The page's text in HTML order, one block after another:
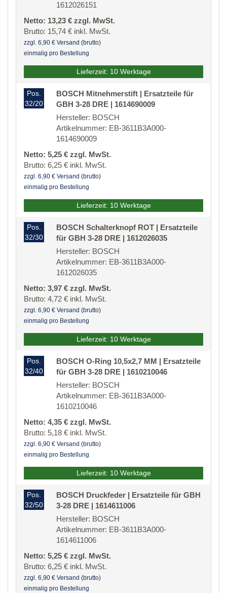
1612026151
Netto: 13,23 € zzgl. MwSt.
Brutto: 15,74 € inkl. MwSt.
zzgl. 6,90 € Versand (brutto)
einmalig pro Bestellung
Lieferzeit: 10 Werktage
Pos.
32/20
BOSCH Mitnehmerstift | Ersatzteile für
GBH 3-28 DRE | 1614690009
Hersteller: BOSCH
Artikelnummer: EB-3611B3A000-
1614690009
Netto: 5,25 € zzgl. MwSt.
Brutto: 6,25 € inkl. MwSt.
zzgl. 6,90 € Versand (brutto)
einmalig pro Bestellung
Lieferzeit: 10 Werktage
Pos.
32/30
BOSCH Schalterknopf ROT | Ersatzteile
für GBH 3-28 DRE | 1612026035
Hersteller: BOSCH
Artikelnummer: EB-3611B3A000-
1612026035
Netto: 3,97 € zzgl. MwSt.
Brutto: 4,72 € inkl. MwSt.
zzgl. 6,90 € Versand (brutto)
einmalig pro Bestellung
Lieferzeit: 10 Werktage
Pos.
32/40
BOSCH O-Ring 10,5x2,7 MM | Ersatzteile
für GBH 3-28 DRE | 1610210046
Hersteller: BOSCH
Artikelnummer: EB-3611B3A000-
1610210046
Netto: 4,35 € zzgl. MwSt.
Brutto: 5,18 € inkl. MwSt.
zzgl. 6,90 € Versand (brutto)
einmalig pro Bestellung
Lieferzeit: 10 Werktage
Pos.
32/50
BOSCH Druckfeder | Ersatzteile für GBH
3-28 DRE | 1614611006
Hersteller: BOSCH
Artikelnummer: EB-3611B3A000-
1614611006
Netto: 5,25 € zzgl. MwSt.
Brutto: 6,25 € inkl. MwSt.
zzgl. 6,90 € Versand (brutto)
einmalig pro Bestellung